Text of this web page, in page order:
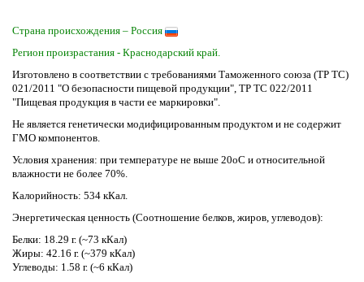
Страна происхождения – Россия
Регион произрастания - Краснодарский край.
Изготовлено в соответствии с требованиями Таможенного союза (ТР ТС)
021/2011 "О безопасности пищевой продукции", ТР ТС 022/2011
"Пищевая продукция в части ее маркировки".
Не является генетически модифицированным продуктом и не содержит
ГМО компонентов.
Условия хранения: при температуре не выше 20оС и относительной
влажности не более 70%.
Калорийность: 534 кКал.
Энергетическая ценность (Соотношение белков, жиров, углеводов):
Белки: 18.29 г. (~73 кКал)
Жиры: 42.16 г. (~379 кКал)
Углеводы: 1.58 г. (~6 кКал)